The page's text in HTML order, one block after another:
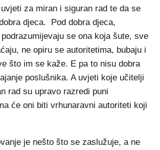
za miran i siguran rad te da se
djeca. Pod dobra djeca,
se ona koja šute, sve
ne opiru se autoritetima, bubaju i
što im se kaže. E pa to nisu dobra
poslušnika. A uvjeti koje učitelji
rad su upravo razredi puni
će oni biti vrhunaravni autoriteti koji
je nešto što se zaslužuje, a ne